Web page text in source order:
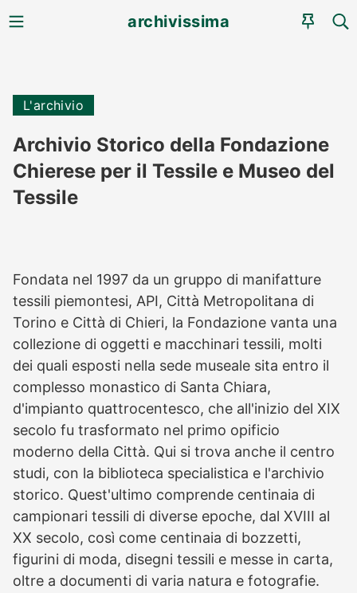
MENU archivissima
L'archivio
Archivio Storico della Fondazione
Chierese per il Tessile e Museo del
Tessile
Fondata nel 1997 da un gruppo di manifatture
tessili piemontesi, API, Città Metropolitana di
Torino e Città di Chieri, la Fondazione vanta una
collezione di oggetti e macchinari tessili, molti
dei quali esposti nella sede museale sita entro il
complesso monastico di Santa Chiara,
d'impianto quattrocentesco, che all'inizio del XIX
secolo fu trasformato nel primo opificio
moderno della Città. Qui si trova anche il centro
studi, con la biblioteca specialistica e l'archivio
storico. Quest'ultimo comprende centinaia di
campionari tessili di diverse epoche, dal XVIII al
XX secolo, così come centinaia di bozzetti,
figurini di moda, disegni tessili e messe in carta,
oltre a documenti di varia natura e fotografie.